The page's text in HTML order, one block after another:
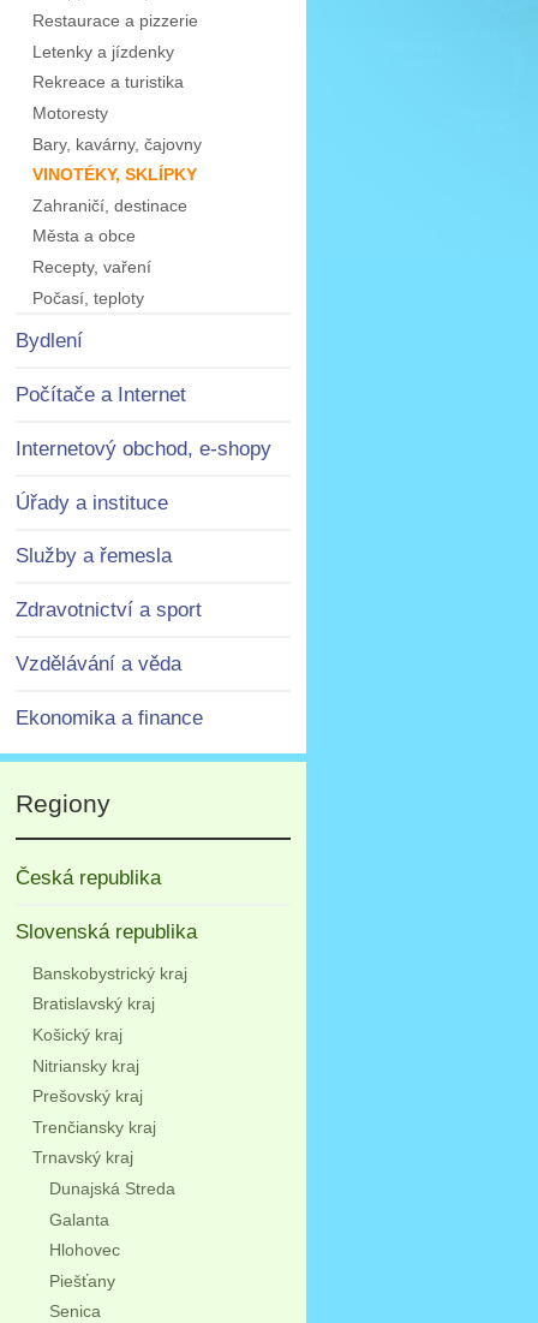
Restaurace a pizzerie
Letenky a jízdenky
Rekreace a turistika
Motoresty
Bary, kavárny, čajovny
VINOTÉKY, SKLÍPKY
Zahraničí, destinace
Města a obce
Recepty, vaření
Počasí, teploty
Bydlení
Počítače a Internet
Internetový obchod, e-shopy
Úřady a instituce
Služby a řemesla
Zdravotnictví a sport
Vzdělávání a věda
Ekonomika a finance
Regiony
Česká republika
Slovenská republika
Banskobystrický kraj
Bratislavský kraj
Košický kraj
Nitriansky kraj
Prešovský kraj
Trenčiansky kraj
Trnavský kraj
Dunajská Streda
Galanta
Hlohovec
Piešťany
Senica